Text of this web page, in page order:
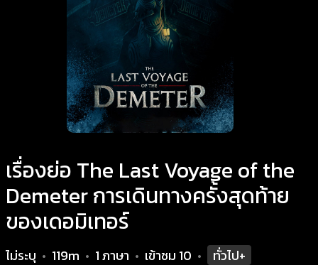
เรื่องย่อ The Last Voyage of the
Demeter การเดินทางครั้งสุดท้าย
ของเดอมิเทอร์
ไม่ระบุ • 119m • 1 ภาษา • เข้าชม 10 • ทั่วไป+